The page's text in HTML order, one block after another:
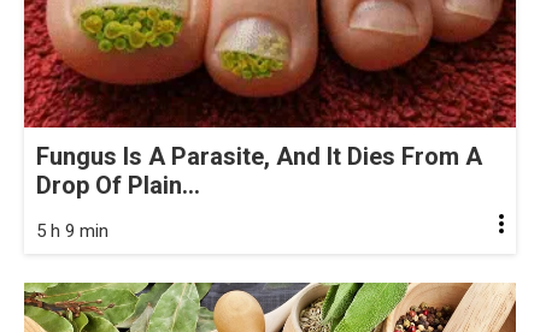
Fungus Is A Parasite, And It Dies From A
Drop Of Plain...
5 h 9 min